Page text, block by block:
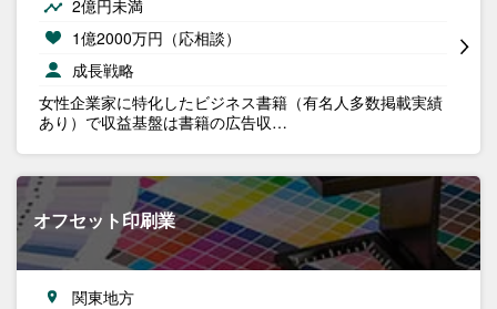
2億円未満
1億2000万円（応相談）
成長戦略
女性企業家に特化したビジネス書籍（有名人多数掲載実績
あり）で収益基盤は書籍の広告収…
オフセット印刷業
関東地方